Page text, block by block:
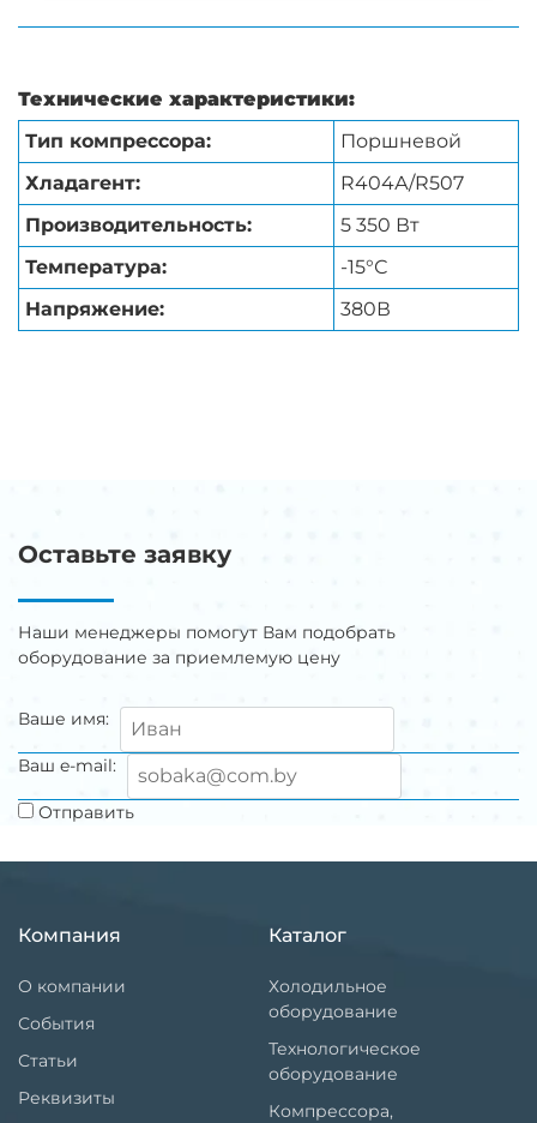
Технические характеристики:
Тип компрессора:
Поршневой
Хладагент:
R404А/R507
Производительность:
5 350 Вт
Температура:
-15°С
Напряжение:
380В
Оставьте заявку
Наши менеджеры помогут Вам подобрать
оборудование за приемлемую цену
Ваше имя:
Ваш e-mail:
Отправить
Компания
О компании
События
Статьи
Реквизиты
Каталог
Холодильное
оборудование
Технологическое
оборудование
Компрессора,